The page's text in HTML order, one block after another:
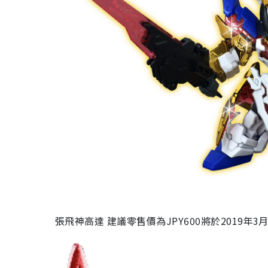
張飛神高達 建議零售價為JPY600將於2019年3